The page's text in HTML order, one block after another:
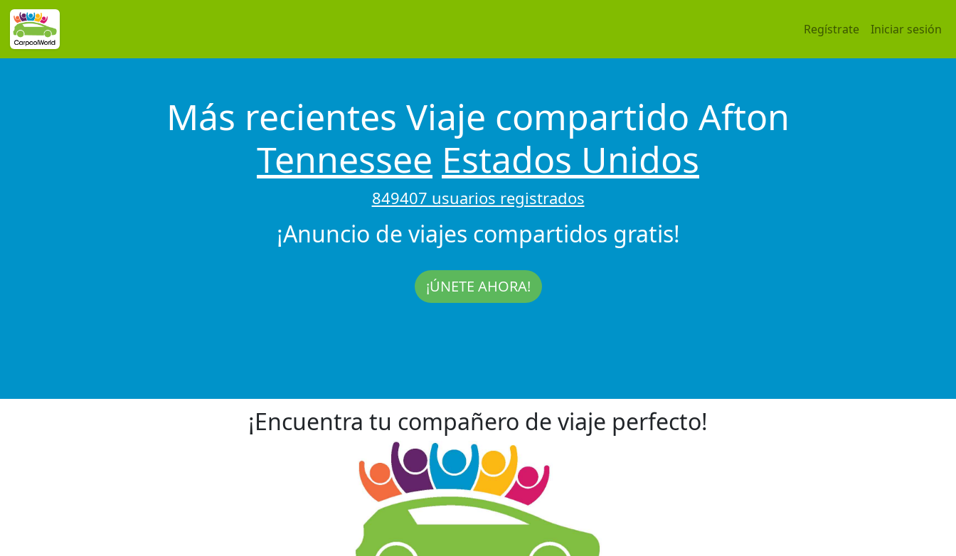
Regístrate Iniciar sesión
Más recientes Viaje compartido Afton
Tennessee Estados Unidos
849407 usuarios registrados
¡Anuncio de viajes compartidos gratis!
¡ÚNETE AHORA!
¡Encuentra tu compañero de viaje perfecto!